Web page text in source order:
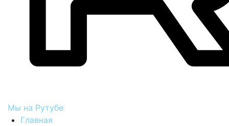
Мы на Рутубе
Главная